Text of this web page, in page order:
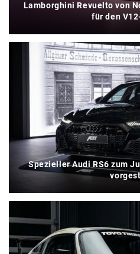
Lamborghini Revuelto von
für den
Spezieller Audi RS6 zum